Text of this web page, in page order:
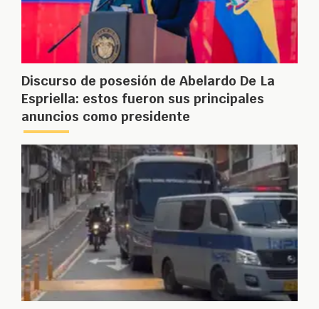
Discurso de posesión de Abelardo De La
Espriella: estos fueron sus principales
anuncios como presidente